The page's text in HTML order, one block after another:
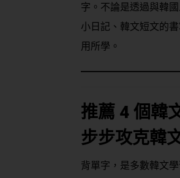
字。不論是透過與韓
小日記、韓文短文的
用所學。
推薦 4 個韓
步步攻克韓
背單字，是多數韓文